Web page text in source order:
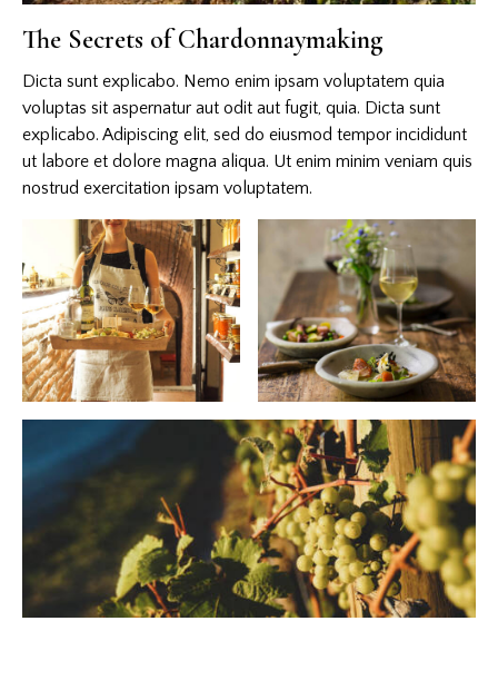
The Secrets of Chardonnaymaking
Dicta sunt explicabo. Nemo enim ipsam voluptatem quia
voluptas sit aspernatur aut odit aut fugit, quia. Dicta sunt
explicabo. Adipiscing elit, sed do eiusmod tempor incididunt
ut labore et dolore magna aliqua. Ut enim minim veniam quis
nostrud exercitation ipsam voluptatem.